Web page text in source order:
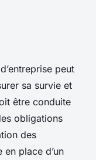
peut
sa survie et
être conduite
obligations
des
place d’un